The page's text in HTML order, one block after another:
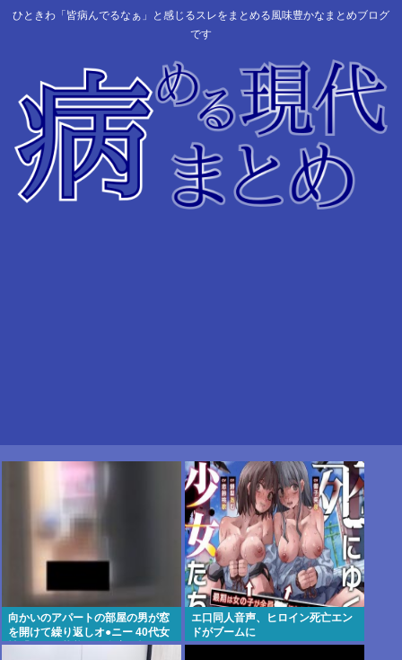
ひときわ「皆病んでるなぁ」と感じるスレをまとめる風味豊かなまとめブログ
です
向かいのアパートの部屋の男が窓
を開けて繰り返しオ●ニー 40代女
性「こんな状態じゃ自宅に帰れな
エ口同人音声、ヒロイン死亡エン
ドがブームに